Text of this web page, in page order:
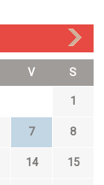
V S
1
7 8
14 15